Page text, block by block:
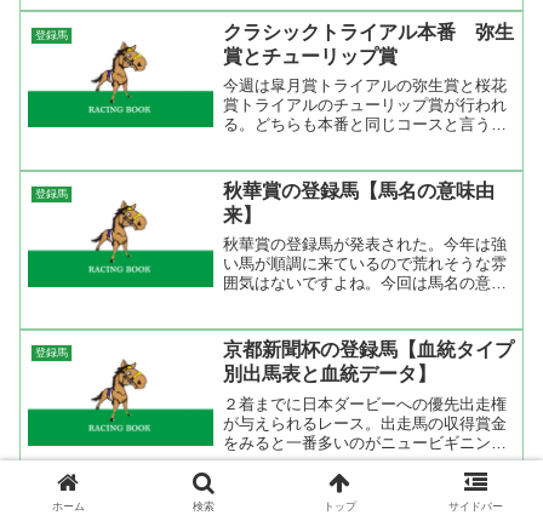
出て来る以上は万全の体勢だろう。安田
記念の出走馬するはずだっ...
登録馬
クラシックトライアル本番 弥生
賞とチューリップ賞
今週は皐月賞トライアルの弥生賞と桜花
賞トライアルのチューリップ賞が行われ
る。どちらも本番と同じコースと言うこ
い馬はここで権利を取るために厩舎も勝
負仕上げで来る。だから、...
登録馬
秋華賞の登録馬【馬名の意味由
来】
秋華賞の登録馬が発表された。今年は強
い馬が順調に来ているので荒れそうな雰
囲気はないですよね。今回は馬名の意味
サイレンス産駒がいないのが大きいので
しょうね。２００４年の出...
登録馬
京都新聞杯の登録馬【血統タイプ
別出馬表と血統データ】
２着までに日本ダービーへの優先出走権
が与えられるレース。出走馬の収得賞金
をみると一番多いのがニュービギニング
の１２００万。これでは、日本ダービー
に出走出来ないので全馬にチャンスがあ
る。 京都新聞杯が日本ダービーのトラ
登録馬 セントライト記念の登録馬
ホーム 検索 トップ サイドバー